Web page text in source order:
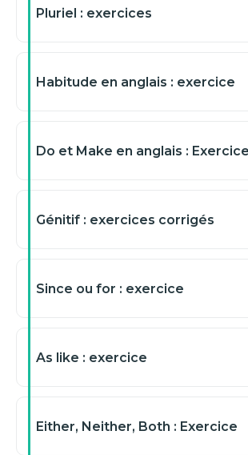
Pluriel : exercices
Habitude en anglais : exercice
Do et Make en anglais : Exercice
Génitif : exercices corrigés
Since ou for : exercice
As like : exercice
Either, Neither, Both : Exercice